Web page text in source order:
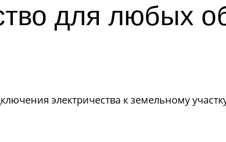
для любых
электричества к земельному